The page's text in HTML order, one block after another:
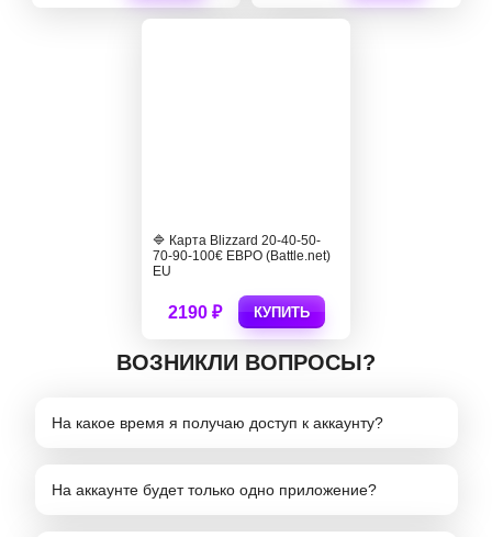
🔷 Карта Blizzard 20-40-50-
70-90-100€ ЕВРО (Battle.net)
EU
2190 ₽ КУПИТЬ
ВОЗНИКЛИ ВОПРОСЫ?
На какое время я получаю доступ к аккаунту?
На аккаунте будет только одно приложение?